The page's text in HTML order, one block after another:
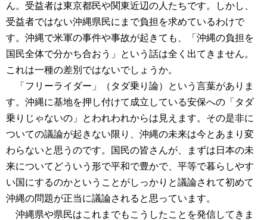
ん。受益者は東京都民や関東近辺の人たちです。しかし、
受益者ではない沖縄県民にまで負担を求めているわけで
す。沖縄で米軍の事件や事故が起きても、「沖縄の負担を
国民全体で分かち合おう」という話は全く出てきません。
これは一種の差別ではないでしょうか。
「フリーライダー」（タダ乗り論）という言葉がありま
す。沖縄に基地を押し付けて成立している安保への「タダ
乗りじゃないの」とわれわれからは見えます。その是非に
ついての議論が起きない限り、沖縄の未来は今とあまり変
わらないと思うのです。国民の皆さんが、まずは日本の未
来についてどういう形で平和で豊かで、平等で暮らしやす
い国にするのかということがしっかりと議論されて初めて
沖縄の問題が正当に議論されると思っています。
沖縄県や県民はこれまでもこうしたことを発信してきま